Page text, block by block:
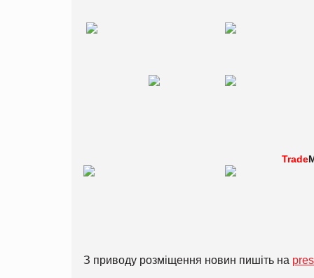
Trade
З приводу розміщення новин пишіть на